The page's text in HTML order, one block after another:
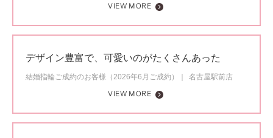
VIEW MORE
デザイン豊富で、可愛いのがたくさんあった
結婚指輪ご成約のお客様（2026年6月ご成約）
名古屋駅前店
VIEW MORE